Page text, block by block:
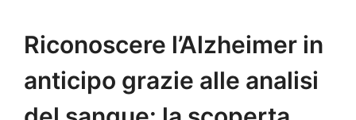
Riconoscere l’Alzheimer in
anticipo grazie alle analisi